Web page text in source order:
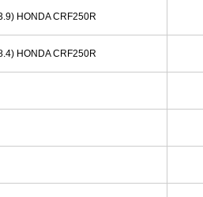
HONDA CRF250R
HONDA CRF250R